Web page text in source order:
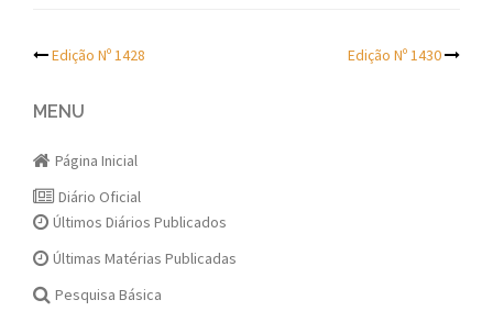
Post
navigation
Edição Nº 1428 Edição Nº 1430
MENU
Página Inicial
Diário Oficial
Últimos Diários Publicados
Últimas Matérias Publicadas
Pesquisa Básica